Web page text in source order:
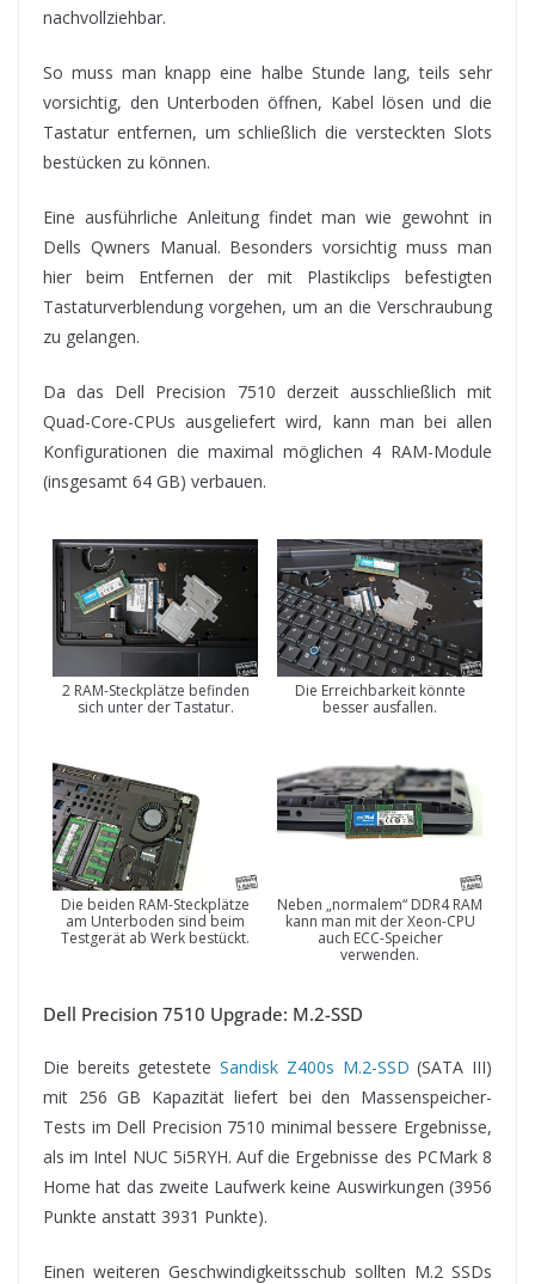
nachvollziehbar.
So muss man knapp eine halbe Stunde lang, teils sehr
vorsichtig, den Unterboden öffnen, Kabel lösen und die
Tastatur entfernen, um schließlich die versteckten Slots
bestücken zu können.
Eine ausführliche Anleitung findet man wie gewohnt in
Dells Qwners Manual. Besonders vorsichtig muss man
hier beim Entfernen der mit Plastikclips befestigten
Tastaturverblendung vorgehen, um an die Verschraubung
zu gelangen.
Da das Dell Precision 7510 derzeit ausschließlich mit
Quad-Core-CPUs ausgeliefert wird, kann man bei allen
Konfigurationen die maximal möglichen 4 RAM-Module
(insgesamt 64 GB) verbauen.
2 RAM-Steckplätze befinden
sich unter der Tastatur.
Die Erreichbarkeit könnte
besser ausfallen.
Die beiden RAM-Steckplätze
am Unterboden sind beim
Testgerät ab Werk bestückt.
Neben „normalem“ DDR4 RAM
kann man mit der Xeon-CPU
auch ECC-Speicher
verwenden.
Dell Precision 7510 Upgrade: M.2-SSD
Die bereits getesteteSandisk Z400s M.2-SSD (SATA III)
mit 256 GB Kapazität liefert bei den Massenspeicher-
Tests im Dell Precision 7510 minimal bessere Ergebnisse,
als im Intel NUC 5i5RYH. Auf die Ergebnisse des PCMark 8
Home hat das zweite Laufwerk keine Auswirkungen (3956
Punkte anstatt 3931 Punkte).
Einen weiteren Geschwindigkeitsschub sollten M.2 SSDs